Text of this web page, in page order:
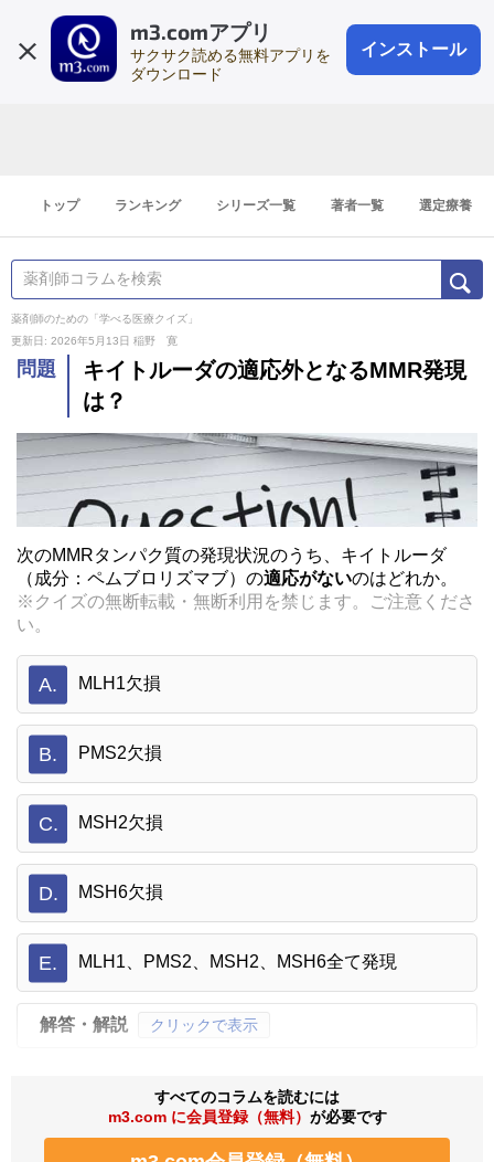
m3.comアプリ
サクサク読める無料アプリを
ダウンロード
インストール
会員登録
登録1分
トップ ランキング シリーズ一覧 著者一覧 選定療養
薬剤師のための「学べる医療クイズ」
更新日: 2026年5月13日 稲野 寛
問題
キイトルーダの適応外となるMMR発現
は？
次のMMRタンパク質の発現状況のうち、キイトルーダ
（成分：ペムブロリズマブ）の適応がないのはどれか。
※クイズの無断転載・無断利用を禁じます。ご注意くださ
い。
A. MLH1欠損
B. PMS2欠損
C. MSH2欠損
D. MSH6欠損
E. MLH1、PMS2、MSH2、MSH6全て発現
解答・解説 クリックで表示
すべてのコラムを読むには
m3.com に会員登録（無料） が必要です